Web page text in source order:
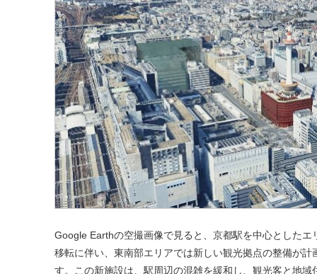
Google Earthの空撮画像で見ると、京都駅を中心とした
移転に伴い、東南部エリアでは新しい観光拠点の整備が
す。この新施設は、駅周辺の混雑を緩和し、観光客と地